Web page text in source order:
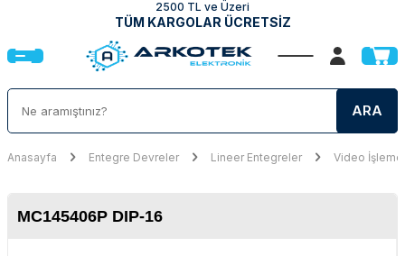
2500 TL ve Üzeri
TÜM KARGOLAR ÜCRETSİZ
ARA
Anasayfa Entegre Devreler Lineer Entegreler Video
MC145406P DIP-16